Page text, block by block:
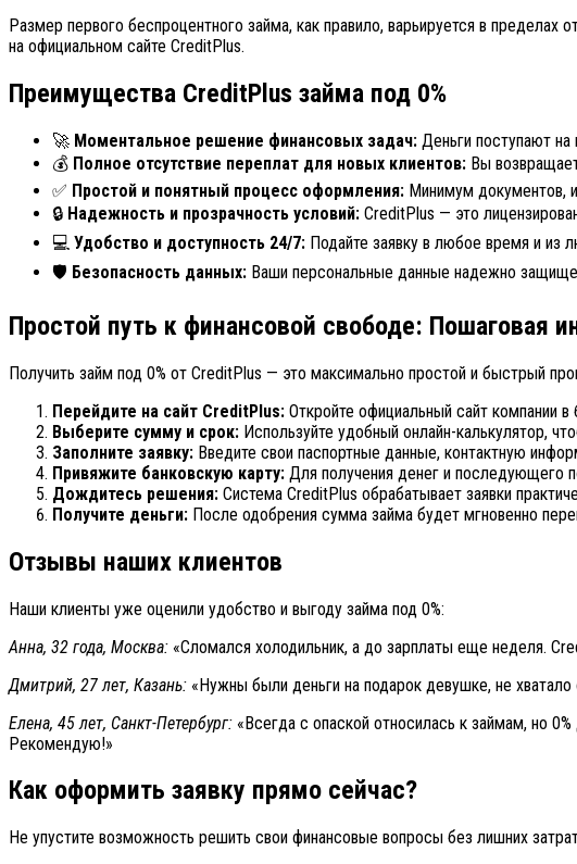
Размер первого беспроцентного займа, как правило, варьируется в
на официальном сайте CreditPlus.
Преимущества CreditPlus займа под 0%
🚀 Моментальное решение финансовых задач: Деньги поступают на
💰 Полное отсутствие переплат для новых клиентов: Вы
✅ Простой и понятный процесс оформления: Минимум документов,
🔒 Надежность и прозрачность условий: CreditPlus — это
💻 Удобство и доступность 24/7: Подайте заявку в любое время и из
🛡️ Безопасность данных: Ваши персональные данные надежно
Простой путь к финансовой свободе: Пошаговая
Получить займ под 0% от CreditPlus — это максимально простой и быстрый
Перейдите на сайт CreditPlus: Откройте официальный сайт компании
Выберите сумму и срок: Используйте удобный онлайн-калькулятор,
Заполните заявку: Введите свои паспортные данные, контактную
Привяжите банковскую карту: Для получения денег и последующего
Дождитесь решения: Система CreditPlus обрабатывает заявки
Получите деньги: После одобрения сумма займа будет мгновенно
Отзывы наших клиентов
Наши клиенты уже оценили удобство и выгоду займа под 0%:
Анна, 32 года, Москва: «Сломался холодильник, а до зарплаты еще неделя.
Дмитрий, 27 лет, Казань: «Нужны были деньги на подарок девушке, не
Елена, 45 лет, Санкт-Петербург: «Всегда с опаской относилась к займам, но
Рекомендую!»
Как оформить заявку прямо сейчас?
Не упустите возможность решить свои финансовые вопросы без лишних